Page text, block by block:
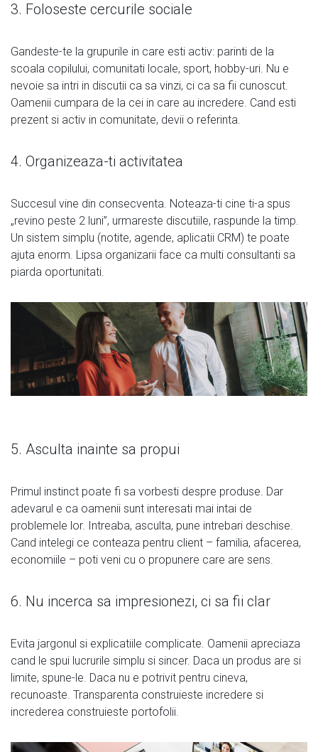
3. Foloseste cercurile sociale
Gandeste-te la grupurile in care esti activ: parinti de la
scoala copilului, comunitati locale, sport, hobby-uri. Nu e
nevoie sa intri in discutii ca sa vinzi, ci ca sa fii cunoscut.
Oamenii cumpara de la cei in care au incredere. Cand esti
prezent si activ in comunitate, devii o referinta.
4. Organizeaza-ti activitatea
Succesul vine din consecventa. Noteaza-ti cine ti-a spus
„revino peste 2 luni”, urmareste discutiile, raspunde la timp.
Un sistem simplu (notite, agende, aplicatii CRM) te poate
ajuta enorm. Lipsa organizarii face ca multi consultanti sa
piarda oportunitati.
5. Asculta inainte sa propui
Primul instinct poate fi sa vorbesti despre produse. Dar
adevarul e ca oamenii sunt interesati mai intai de
problemele lor. Intreaba, asculta, pune intrebari deschise.
Cand intelegi ce conteaza pentru client – familia, afacerea,
economiile – poti veni cu o propunere care are sens.
6. Nu incerca sa impresionezi, ci sa fii clar
Evita jargonul si explicatiile complicate. Oamenii apreciaza
cand le spui lucrurile simplu si sincer. Daca un produs are si
limite, spune-le. Daca nu e potrivit pentru cineva,
recunoaste. Transparenta construieste incredere si
increderea construieste portofolii.